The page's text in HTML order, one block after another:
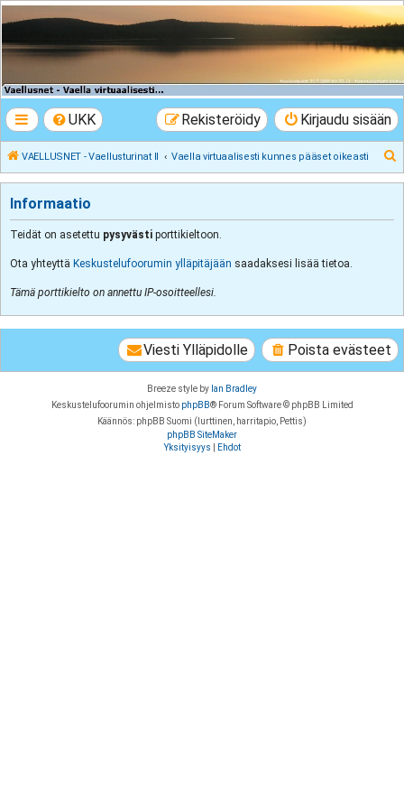
VAELLUSNET -
Vaellusturinat II
UKK Kirjaudu sisään
Rekisteröidy
VAELLUSNET - Vaellusturinat II Vaella virtuaalisesti kunnes pääset oikeasti
Informaatio
Teidät on asetettu pysyvästi porttikieltoon.
Ota yhteyttä Keskustelufoorumin ylläpitäjään saadaksesi lisää tietoa.
Tämä porttikielto on annettu IP-osoitteellesi.
Poista evästeet
Viesti Ylläpidolle
Breeze style by Ian Bradley
Keskustelufoorumin ohjelmisto phpBB® Forum Software © phpBB Limited
Käännös: phpBB Suomi (lurttinen, harritapio, Pettis)
phpBB SiteMaker
Yksityisyys
Ehdot